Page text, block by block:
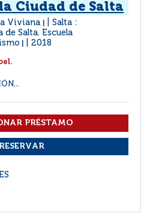
Ciudad de Salta
Viviana
Salta :
Salta. Escuela
2018